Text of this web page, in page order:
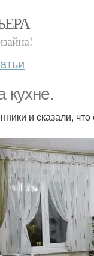
кyхне.
и cказали,